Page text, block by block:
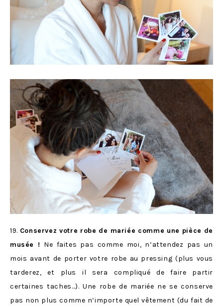
19. Conservez votre robe de mariée comme une pièce de
musée ! Ne faites pas comme moi, n’attendez pas un
mois avant de porter votre robe au pressing (plus vous
tarderez, et plus il sera compliqué de faire partir
certaines taches…). Une robe de mariée ne se conserve
pas non plus comme n’importe quel vêtement (du fait de